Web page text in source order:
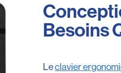
Besoins
Leclavier